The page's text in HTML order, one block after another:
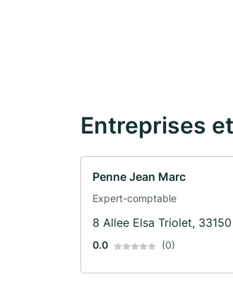
Entreprises
Penne Jean Marc
Expert-comptable
8 Allee Elsa Triolet,
0.0 (0)